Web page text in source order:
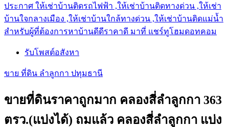
ประกาศ ให้เช่าบ้านติดรถไฟฟ้า ,ให้เช่าบ้านติดทางด่วน ,ให้เช่า
บ้านใจกลางเมือง ,ให้เช่าบ้านใกล้ทางด่วน ,ให้เช่าบ้านติดแม่น้ำ
สำหรับผู้ที่ต้องการหาบ้านดีดีราคาดี มาที่ แชร์ทูโฮมดอทคอม
รับโพสต์อสังหา
ขาย ที่ดิน ลำลูกกา ปทุมธานี
ขายที่ดินราคาถูกมาก คลองสี่ลำลูกกา 363
ตรว.(แบ่งได้) ถมแล้ว คลองสี่ลำลูกกา แบ่ง